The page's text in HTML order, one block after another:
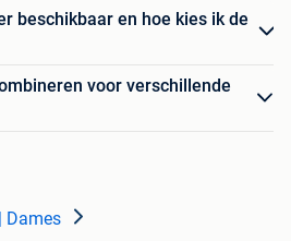
beschikbaar en hoe kies ik de
voor verschillende
Dames